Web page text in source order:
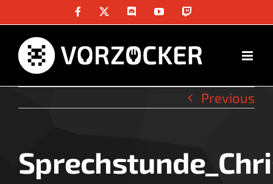
content
Facebook DiscordYouTube
Previous